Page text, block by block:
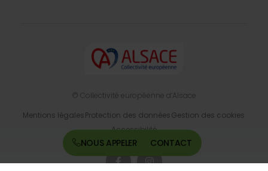
NOUS APPELER CONTACT
© Collectivité européenne d’Alsace
Mentions légalesProtection des donnéesGestion des cookies
Accessibilité